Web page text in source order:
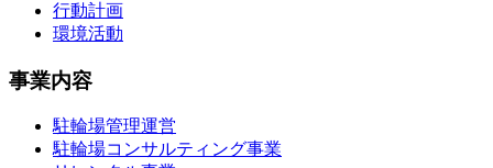
行動計画
環境活動
事業内容
駐輪場管理運営
駐輪場コンサルティング事業